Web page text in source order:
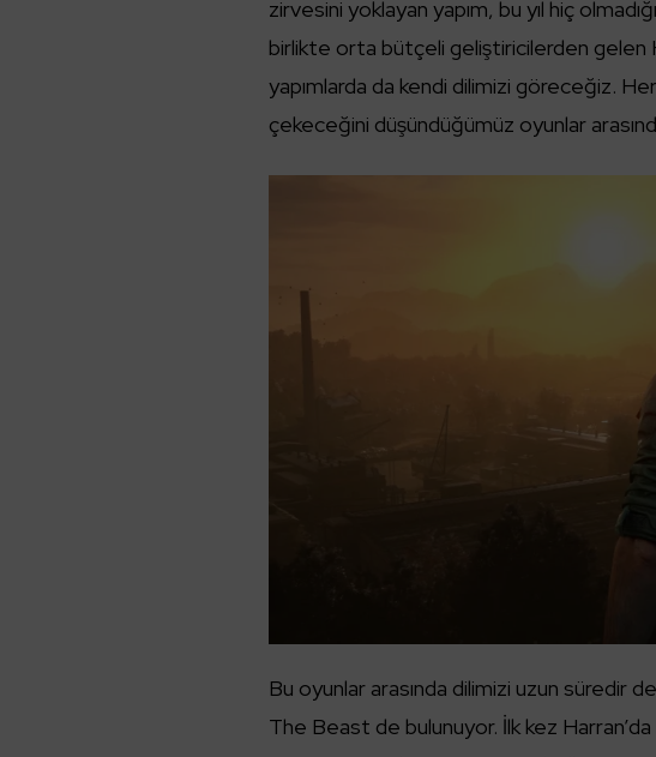
zirvesini yoklayan yapım, bu yıl hiç
birlikte orta bütçeli geliştiricilerden gelen
yapımlarda da kendi dilimizi göreceğiz.
çekeceğini düşündüğümüz oyunlar
Bu oyunlar arasında dilimizi uzun süredir
The Beast de bulunuyor. İlk kez